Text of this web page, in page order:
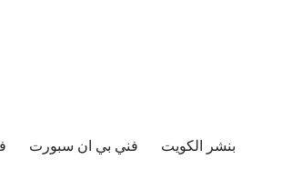
بنشر الكويت فني بي ان سبورت